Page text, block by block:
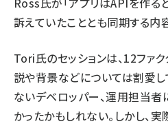
訴えていたこととも同期する内
Tori氏のセッションは、12ファ
説や背景などについては割愛し
ないデベロッパー、運用担当者
かったかもしれない。しかし、